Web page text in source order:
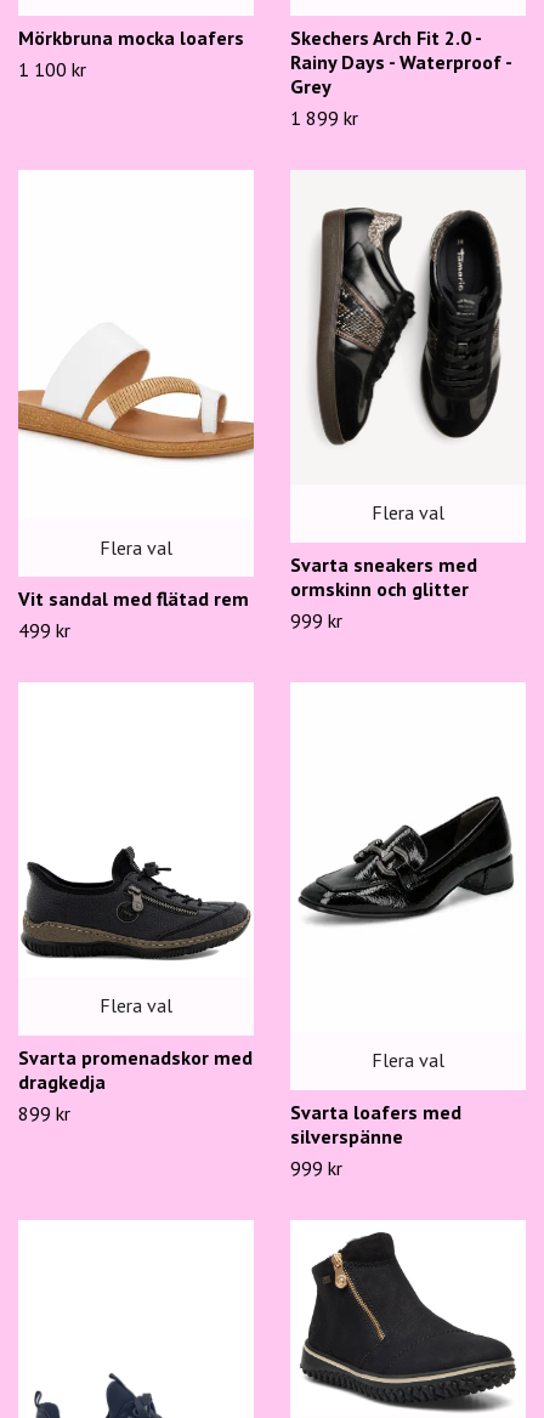
Mörkbruna mocka loafers
1 100 kr
Skechers Arch Fit 2.0 -
Rainy Days - Waterproof -
Grey
1 899 kr
Flera val
Vit sandal med flätad rem
499 kr
Flera val
Svarta sneakers med
ormskinn och glitter
999 kr
Flera val
Svarta promenadskor med
dragkedja
899 kr
Flera val
Svarta loafers med
silverspänne
999 kr